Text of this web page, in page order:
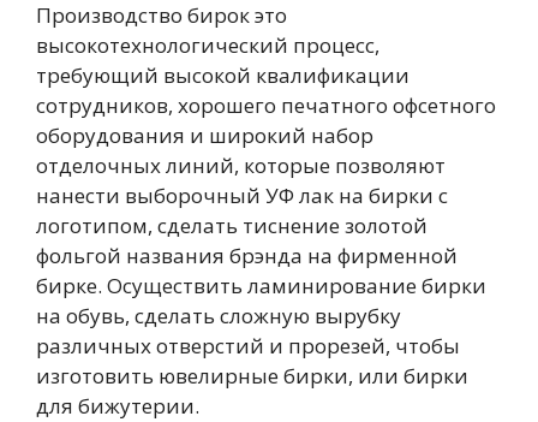
Производство бирок это
высокотехнологический процесс,
требующий высокой квалификации
сотрудников, хорошего печатного офсетного
оборудования и широкий набор
отделочных линий, которые позволяют
нанести выборочный УФ лак на бирки с
логотипом, сделать тиснение золотой
фольгой названия брэнда на фирменной
бирке. Осуществить ламинирование бирки
на обувь, сделать сложную вырубку
различных отверстий и прорезей, чтобы
изготовить ювелирные бирки, или бирки
для бижутерии.